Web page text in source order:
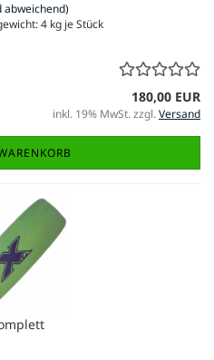
abweichend)
4 kg je Stück
180,00 EUR
inkl. 19% MwSt. zzgl.Versand